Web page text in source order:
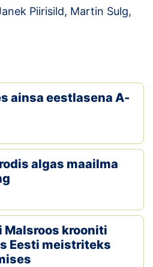
Piirisild, Martin Sulg,
ainsa eestlasena A-
algas maailma
Malsroos krooniti
Eesti meistriteks